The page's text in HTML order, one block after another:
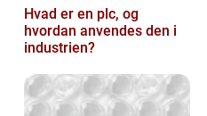
Hvad er en plc, og
hvordan anvendes den i
industrien?